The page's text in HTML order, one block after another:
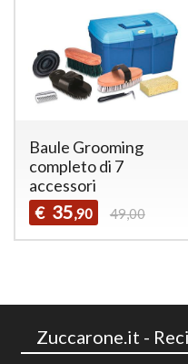
Baule Grooming
completo di 7
accessori
€ 35,90 49,00
Zuccarone.it -